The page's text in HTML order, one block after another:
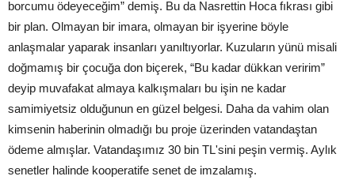
borcumu ödeyeceğim” demiş. Bu da Nasrettin Hoca fıkrası gibi
bir plan. Olmayan bir imara, olmayan bir işyerine böyle
anlaşmalar yaparak insanları yanıltıyorlar. Kuzuların yünü misali
doğmamış bir çocuğa don biçerek, “Bu kadar dükkan veririm”
deyip muvafakat almaya kalkışmaları bu işin ne kadar
samimiyetsiz olduğunun en güzel belgesi. Daha da vahim olan
kimsenin haberinin olmadığı bu proje üzerinden vatandaştan
ödeme almışlar. Vatandaşımız 30 bin TL'sini peşin vermiş. Aylık
senetler halinde kooperatife senet de imzalamış.